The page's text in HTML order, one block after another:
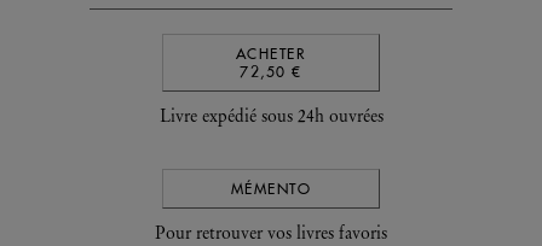
ACHETER
72,50 €
Livre expédié sous 24h ouvrées
MÉMENTO
Pour retrouver vos livres favoris